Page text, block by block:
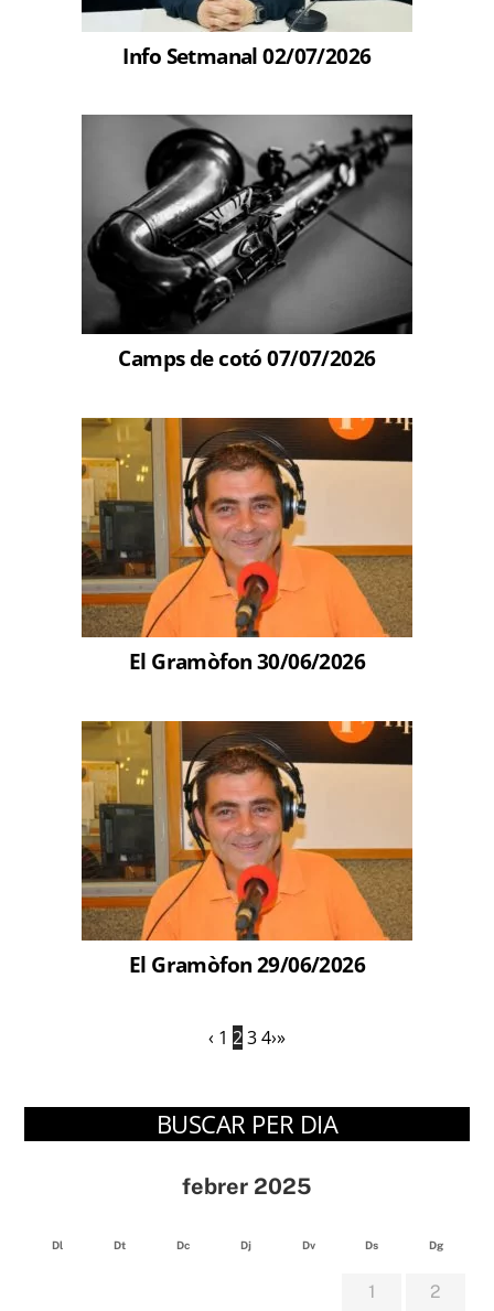
Info Setmanal 02/07/2026
Camps de cotó 07/07/2026
El Gramòfon 30/06/2026
El Gramòfon 29/06/2026
‹ 1 234›»
BUSCAR PER DIA
febrer 2025
Dl Dt Dc Dj Dv Ds Dg
1 2